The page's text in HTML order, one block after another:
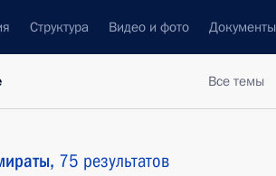
Структура Видео и фото Документы
Все темы
75 результатов